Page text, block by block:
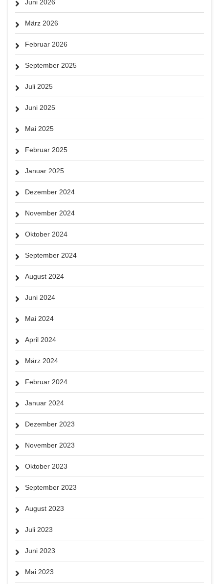
Juni 2026
März 2026
Februar 2026
September 2025
Juli 2025
Juni 2025
Mai 2025
Februar 2025
Januar 2025
Dezember 2024
November 2024
Oktober 2024
September 2024
August 2024
Juni 2024
Mai 2024
April 2024
März 2024
Februar 2024
Januar 2024
Dezember 2023
November 2023
Oktober 2023
September 2023
August 2023
Juli 2023
Juni 2023
Mai 2023